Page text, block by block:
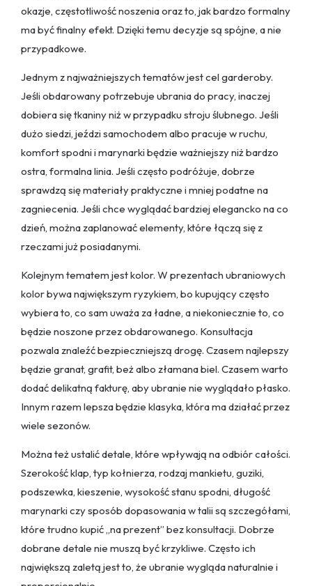
okazje, częstotliwość noszenia oraz to, jak bardzo formalny
ma być finalny efekt. Dzięki temu decyzje są spójne, a nie
przypadkowe.
Jednym z najważniejszych tematów jest cel garderoby.
Jeśli obdarowany potrzebuje ubrania do pracy, inaczej
dobiera się tkaniny niż w przypadku stroju ślubnego. Jeśli
dużo siedzi, jeździ samochodem albo pracuje w ruchu,
komfort spodni i marynarki będzie ważniejszy niż bardzo
ostra, formalna linia. Jeśli często podróżuje, dobrze
sprawdzą się materiały praktyczne i mniej podatne na
zagniecenia. Jeśli chce wyglądać bardziej elegancko na co
dzień, można zaplanować elementy, które łączą się z
rzeczami już posiadanymi.
Kolejnym tematem jest kolor. W prezentach ubraniowych
kolor bywa największym ryzykiem, bo kupujący często
wybiera to, co sam uważa za ładne, a niekoniecznie to, co
będzie noszone przez obdarowanego. Konsultacja
pozwala znaleźć bezpieczniejszą drogę. Czasem najlepszy
będzie granat, grafit, beż albo złamana biel. Czasem warto
dodać delikatną fakturę, aby ubranie nie wyglądało płasko.
Innym razem lepsza będzie klasyka, która ma działać przez
wiele sezonów.
Można też ustalić detale, które wpływają na odbiór całości.
Szerokość klap, typ kołnierza, rodzaj mankietu, guziki,
podszewka, kieszenie, wysokość stanu spodni, długość
marynarki czy sposób dopasowania w talii są szczegółami,
które trudno kupić „na prezent” bez konsultacji. Dobrze
dobrane detale nie muszą być krzykliwe. Często ich
największą zaletą jest to, że ubranie wygląda naturalnie i